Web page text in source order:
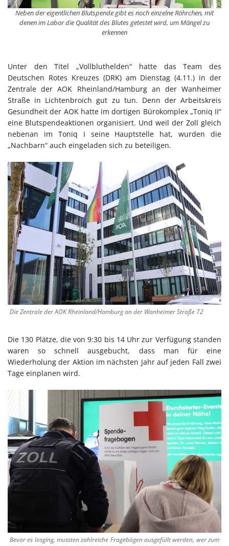
Neben der eigentlichen Blutspende gibt es noch einzelne Röhrchen, mit
denen im Labor die Qualität des Blutes getestet wird, um Mängel zu
erkennen
Unter den Titel „Vollbluthelden“ hatte das Team des
Deutschen Rotes Kreuzes (DRK) am Dienstag (4.11.) in der
Zentrale der AOK Rheinland/Hamburg an der Wanheimer
Straße in Lichtenbroich gut zu tun. Denn der Arbeitskreis
Gesundheit der AOK hatte im dortigen Bürokomplex „Toniq II“
eine Blutspendeaktionen organisiert. Und weil der Zoll gleich
nebenan im Toniq I seine Hauptstelle hat, wurden die
„Nachbarn“ auch eingeladen sich zu beteiligen.
Die Zentrale der AOK Rheinland/Hamburg an der Wanheimer Straße 72
Die 130 Plätze, die von 9:30 bis 14 Uhr zur Verfügung standen
waren so schnell ausgebucht, dass man für eine
Wiederholung der Aktion im nächsten Jahr auf jeden Fall zwei
Tage einplanen wird.
Bevor es losging, mussten zahlreiche Fragebögen ausgefüllt werden, wer zum